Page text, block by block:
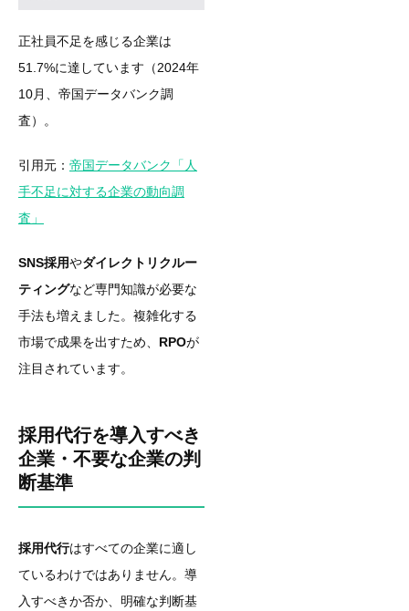
正社員不足を感じる企業は
51.7%に達しています（2024年
10月、帝国データバンク調
査）。
引用元： 帝国データバンク「人
手不足に対する企業の動向調
査」
SNS採用やダイレクトリクルー
ティングなど専門知識が必要な
手法も増えました。複雑化する
市場で成果を出すため、 RPOが
注目されています。
採用代行を導入すべき
企業・不要な企業の判
断基準
採用代行はすべての企業に適し
ているわけではありません。導
入すべきか否か、明確な判断基